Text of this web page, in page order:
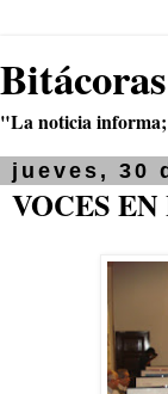
"La noticia informa;
jueves, 30
VOCES